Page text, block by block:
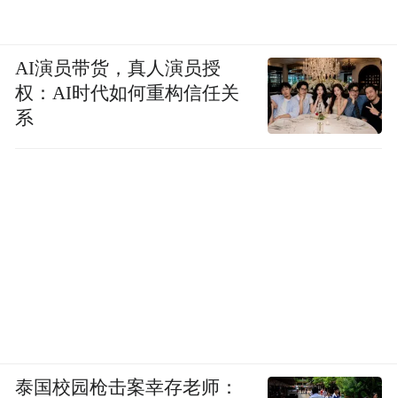
AI演员带货，真人演员授
权：AI时代如何重构信任关
系
泰国校园枪击案幸存老师：